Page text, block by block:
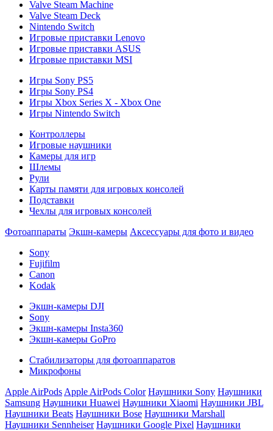
Valve Steam Machine
Valve Steam Deck
Nintendo Switch
Игровые приставки Lenovo
Игровые приставки ASUS
Игровые приставки MSI
Игры Sony PS5
Игры Sony PS4
Игры Xbox Series X - Xbox One
Игры Nintendo Switch
Контроллеры
Игровые наушники
Камеры для игр
Шлемы
Рули
Карты памяти для игровых консолей
Подставки
Чехлы для игровых консолей
Фотоаппараты Экшн-камеры Аксессуары для фото и видео
Sony
Fujifilm
Canon
Kodak
Экшн-камеры DJI
Sony
Экшн-камеры Insta360
Экшн-камеры GoPro
Стабилизаторы для фотоаппаратов
Микрофоны
Apple AirPods Apple AirPods Color Наушники Sony Наушники
Samsung Наушники Huawei Наушники Xiaomi Наушники JBL
Наушники Beats Наушники Bose Наушники Marshall
Наушники Sennheiser Наушники Google Pixel Наушники